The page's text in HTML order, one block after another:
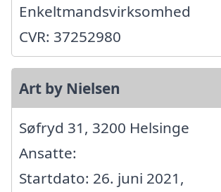
Enkeltmandsvirksomhed
CVR: 37252980
Art by Nielsen
Søfryd 31, 3200 Helsinge
Ansatte:
Startdato: 26. juni 2021,